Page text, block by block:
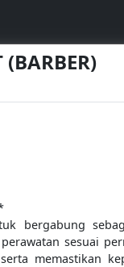
bergabung
sesuai
memastikan